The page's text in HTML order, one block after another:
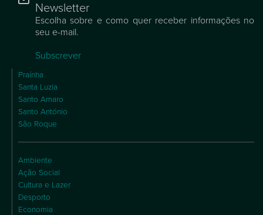
Newsletter
Escolha sobre e como quer receber informações no
seu e-mail.
Subscrever
Praínha
Santa Luzia
Santo Amaro
Santo António
São Roque
Ambiente
Ação Social
Cultura e Lazer
Desporto
Economia